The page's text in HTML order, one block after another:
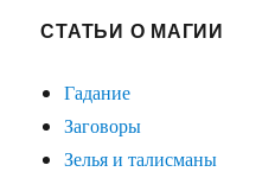
СТАТЬИ О МАГИИ
Гадание
Заговоры
Зелья и талисманы